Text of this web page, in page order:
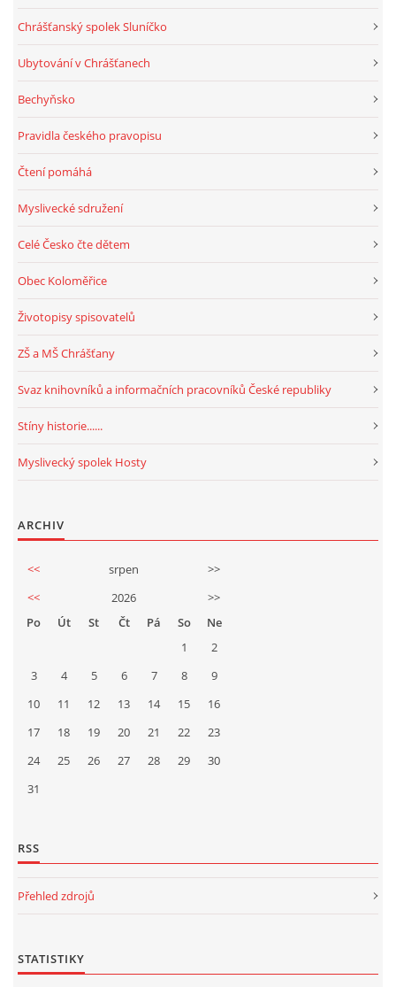
Chrášťanský spolek Sluníčko
Ubytování v Chrášťanech
Bechyňsko
Pravidla českého pravopisu
Čtení pomáhá
Myslivecké sdružení
Celé Česko čte dětem
Obec Koloměřice
Životopisy spisovatelů
ZŠ a MŠ Chrášťany
Svaz knihovníků a informačních pracovníků České republiky
Stíny historie......
Myslivecký spolek Hosty
ARCHIV
<< srpen
>>
<<
2026
>>
Po
Út St Čt Pá So
Ne
1
2
3
4 5 6 7 8
9
10
11 12 13 14 15
16
17
18 19 20 21 22
23
24
25 26 27 28 29
30
31
RSS
Přehled zdrojů
STATISTIKY